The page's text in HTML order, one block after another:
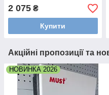
2 075 ₴
Купити
Акційні пропозиції та
НОВИНКА 2026